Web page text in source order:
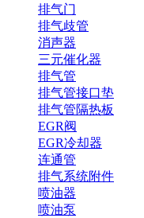
排气门
排气歧管
消声器
三元催化器
排气管
排气管接口垫
排气管隔热板
EGR阀
EGR冷却器
连通管
排气系统附件
喷油器
喷油泵